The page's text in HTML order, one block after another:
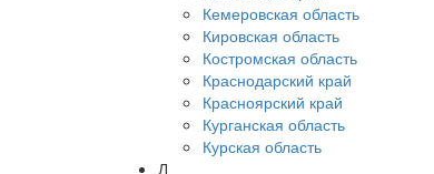
Кемеровская область
Кировская область
Костромская область
Краснодарский край
Красноярский край
Курганская область
Курская область
Л